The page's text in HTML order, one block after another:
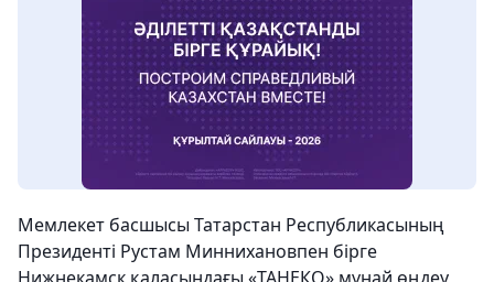
Мемлекет басшысы Татарстан Республикасының
Президенті Рустам Миннихановпен бірге
Нижнекамск қаласындағы «ТАНЕКО» мұнай өңдеу